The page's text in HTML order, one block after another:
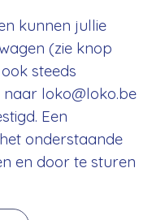
kunnen jullie
(zie knop
steeds
loko@loko.be
Een
onderstaande
en door te sturen